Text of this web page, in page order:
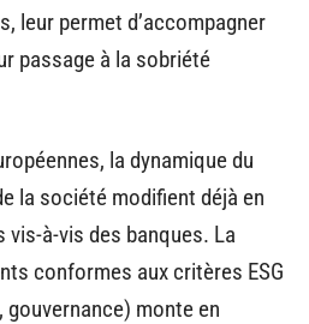
leur permet d’accompagner
passage à la sobriété
la dynamique du
la société modifient déjà en
à-vis des banques. La
conformes aux critères ESG
monte en